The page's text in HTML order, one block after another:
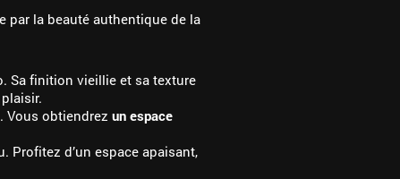
par la beauté authentique de la
Sa finition vieillie et sa texture
Vous obtiendrez un espace
Profitez d’un espace apaisant,